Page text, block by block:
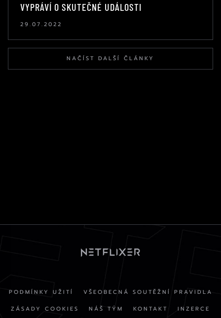
VYPRÁVÍ O SKUTEČNÉ UDÁLOSTI
29.07.2022
NAČÍST DALŠÍ ČLÁNKY
PODMÍNKY UŽITÍ
VŠEOBECNÁ SOUTĚŽNÍ PRAVIDLA
ZÁSADY COOKIES
NÁŠ TÝM KONTAKT INZERCE